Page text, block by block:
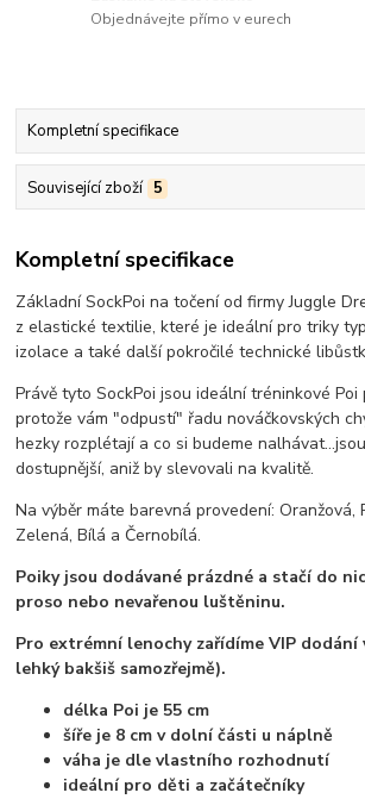
Objednávejte přímo v eurech
Kompletní specifikace
Související zboží 5
Kompletní specifikace
Základní SockPoi na točení od firmy Juggle
z elastické textilie, které je ideální pro triky
izolace a také další pokročilé technické
Právě tyto SockPoi jsou ideální tréninkové Poi
protože vám "odpustí" řadu nováčkovských
hezky rozplétají a co si budeme
dostupnější, aniž by slevovali na kvalitě.
Na výběr máte barevná provedení: Oranžová,
Zelená, Bílá a Černobílá.
Poiky jsou dodávané prázdné a stačí do
proso nebo nevařenou luštěninu.
Pro extrémní lenochy zařídíme VIP dodání
lehký bakšiš samozřejmě).
délka Poi je 55 cm
šíře je 8 cm v dolní části u náplně
váha je dle vlastního rozhodnutí
ideální pro děti a začátečníky